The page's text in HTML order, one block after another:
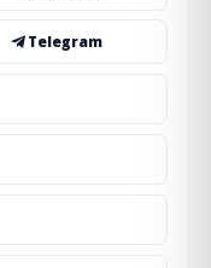
Telegram